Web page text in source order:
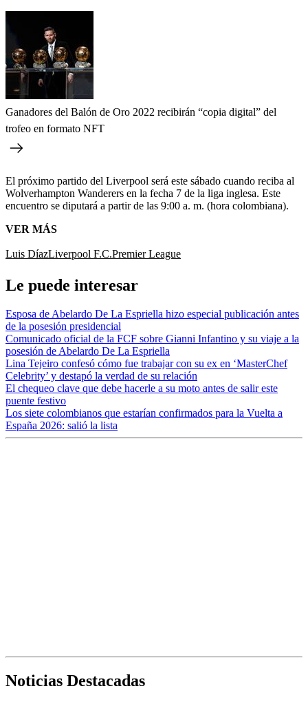
Ganadores del Balón de Oro 2022 recibirán “copia digital” del
trofeo en formato NFT
El próximo partido del Liverpool será este sábado cuando reciba al
Wolverhampton Wanderers en la fecha 7 de la liga inglesa. Este
encuentro se diputará a partir de las 9:00 a. m. (hora colombiana).
VER MÁS
Luis DíazLiverpool F.C.Premier League
Le puede interesar
Esposa de Abelardo De La Espriella hizo especial publicación antes
de la posesión presidencial
Comunicado oficial de la FCF sobre Gianni Infantino y su viaje a la
posesión de Abelardo De La Espriella
Lina Tejeiro confesó cómo fue trabajar con su ex en ‘MasterChef
Celebrity’ y destapó la verdad de su relación
El chequeo clave que debe hacerle a su moto antes de salir este
puente festivo
Los siete colombianos que estarían confirmados para la Vuelta a
España 2026: salió la lista
Noticias Destacadas